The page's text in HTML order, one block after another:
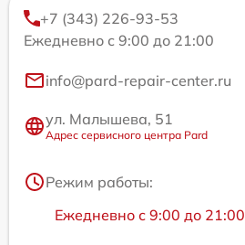
+7 (343) 226-93-53
Ежедневно с 9:00 до 21:00
info@pard-repair-center.ru
ул. Малышева, 51
Адрес сервисного центра Pard
Режим работы:
Ежедневно с 9:00 до 21:00